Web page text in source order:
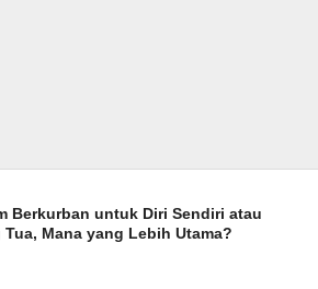
Berkurban untuk Diri Sendiri atau
Tua, Mana yang Lebih Utama?